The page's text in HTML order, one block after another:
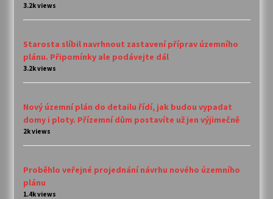
3.2k views
Starosta slíbil navrhnout zastavení příprav územního
plánu. Připomínky ale podávejte dál
3.2k views
Nový územní plán do detailu řídí, jak budou vypadat
domy i ploty. Přízemní dům postavíte už jen výjimečně
2k views
Proběhlo veřejné projednání návrhu nového územního
plánu
1.4k views